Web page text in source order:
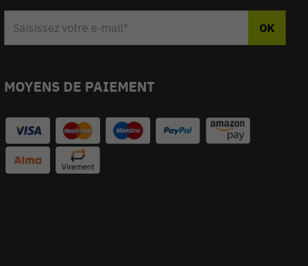
MOYENS DE PAIEMENT